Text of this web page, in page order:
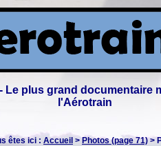
Le plus grand documentaire
l'Aérotrain
êtes ici : Accueil > Photos (page 71) >